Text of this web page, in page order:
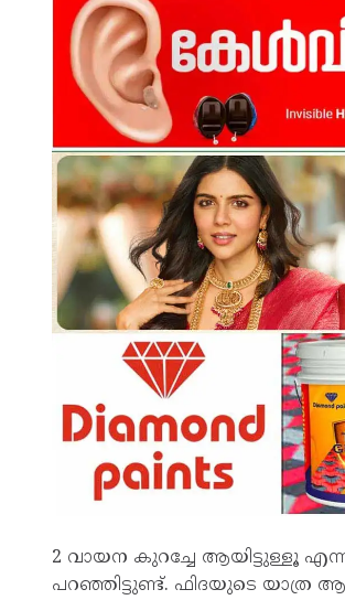
2 വായന കുറച്ചേ ആയിട്ടുള്ളൂ
പറഞ്ഞിട്ടുണ്ട്. ഫിദയുടെ യാത്ര